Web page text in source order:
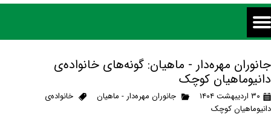
جانوران مهره‌دار - ماهیان: گونه‌های خانواده‌ی
دانیوماهیان کوچک
۳۰ اردیبهشت ۱۴۰۴ جانوران مهره‌دار - ماهیان
خانواده‌ی
دانیوماهیان کوچک